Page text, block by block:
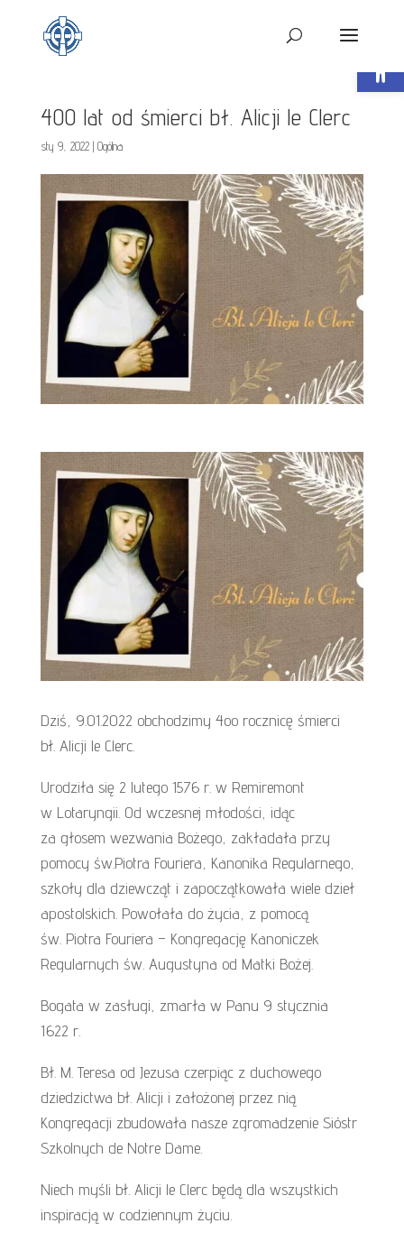
400 lat od śmierci bł. Alicji le Clerc
sty 9, 2022| Ogólna
Dziś, 9.01.2022 obchodzimy 4oo rocznicę śmierci
bł. Alicji le Clerc.
Urodziła się 2 lutego 1576 r. w Remiremont
w Lotaryngii. Od wczesnej młodości, idąc
za głosem wezwania Bożego, zakładała przy
pomocy św.Piotra Fouriera, Kanonika Regularnego,
szkoły dla dziewcząt i zapoczątkowała wiele dzieł
apostolskich. Powołała do życia, z pomocą
św. Piotra Fouriera – Kongregację Kanoniczek
Regularnych św. Augustyna od Matki Bożej.
Bogata w zasługi, zmarła w Panu 9 stycznia
1622 r.
Bł. M. Teresa od Jezusa czerpiąc z duchowego
dziedzictwa bł. Alicji i założonej przez nią
Kongregacji zbudowała nasze zgromadzenie Sióstr
Szkolnych de Notre Dame.
Niech myśli bł. Alicji le Clerc będą dla wszystkich
inspiracją w codziennym życiu.